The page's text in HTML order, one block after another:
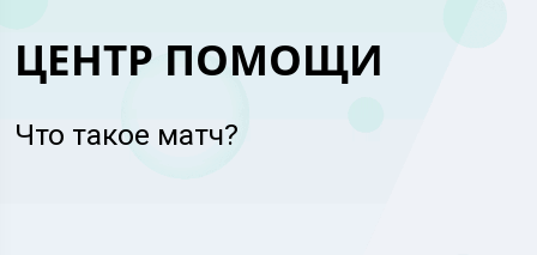
ЦЕНТР ПОМОЩИ
Что такое матч?